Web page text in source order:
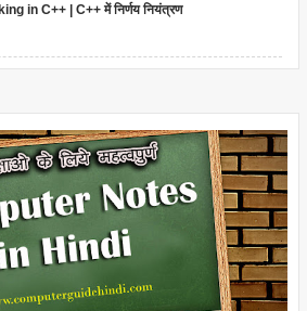
in C++ | C++ में निर्णय नियंत्रण